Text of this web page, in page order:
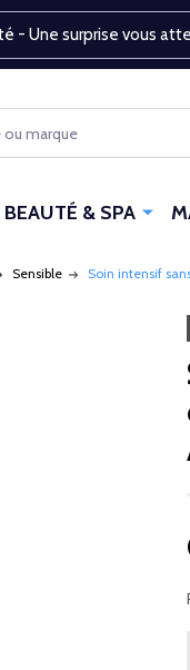
- Une surprise vous
BEAUTÉ & SPA
Sensible Soin intensif